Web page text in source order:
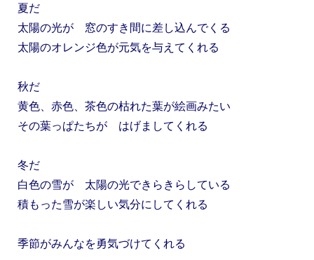
夏だ
太陽の光が 窓のすき間に差し込んでくる
太陽のオレンジ色が元気を与えてくれる
秋だ
黄色、赤色、茶色の枯れた葉が絵画みたい
その葉っぱたちが はげましてくれる
冬だ
白色の雪が 太陽の光できらきらしている
積もった雪が楽しい気分にしてくれる
季節がみんなを勇気づけてくれる